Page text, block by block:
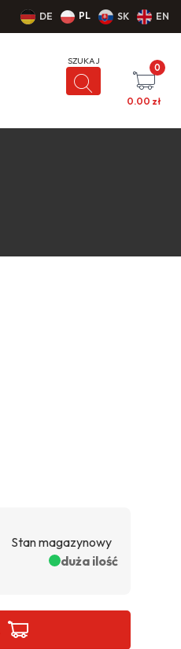
DE PL SK EN
0
0.00 zł
Stan magazynowy
duża ilość